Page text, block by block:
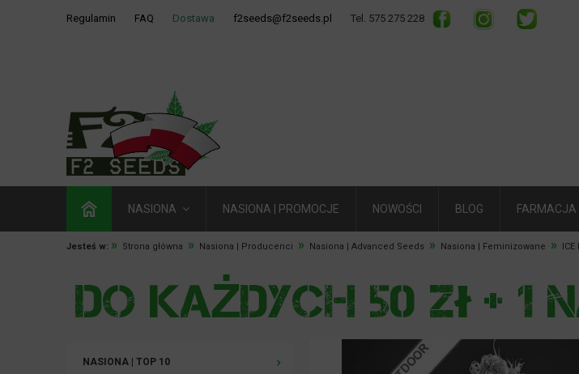
Regulamin FAQ Dostawa f2seeds@f2seeds.pl Tel. 575 275 228
NASIONA NASIONA | PROMOCJE NOWOŚCI BLOG FARMACJA
Jesteś w: » Strona główna » Nasiona | Producenci » Nasiona | Advanced Seeds » Nasiona | Feminizowane »
NASIONA | TOP 10